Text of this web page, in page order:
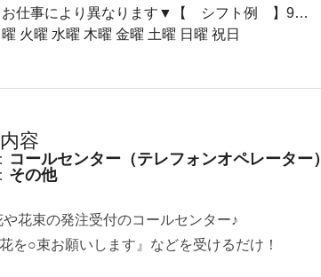
仕事により異なります▼【 シフト例 】9…
曜 火曜 水曜 木曜 金曜 土曜 日曜 祝日
容
コールセンター（テレフォンオペレーター）
その他
花束の発注受付のコールセンター♪
を○束お願いします』などを受けるだけ！